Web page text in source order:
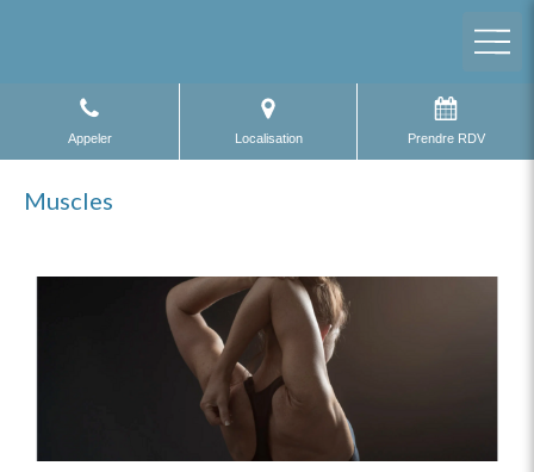
Appeler Localisation Prendre RDV
Muscles